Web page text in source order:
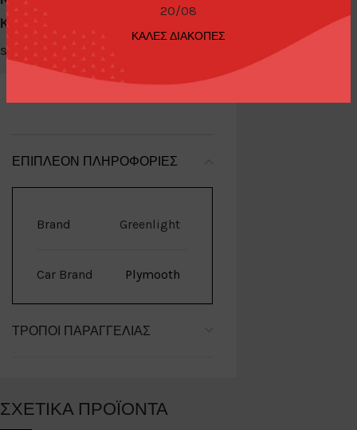
20/08
ΚΑΛΕΣ ΔΙΑΚΟΠΕΣ
Κατηγορίες:
Share:
ΕΠΙΠΛΈΟΝ ΠΛΗΡΟΦΟΡΊΕΣ
Brand Greenlight
Car Brand Plymooth
ΤΡΌΠΟΙ ΠΑΡΑΓΓΕΛΊΑΣ
ΣΧΕΤΙΚΆ ΠΡΟΪΌΝΤΑ